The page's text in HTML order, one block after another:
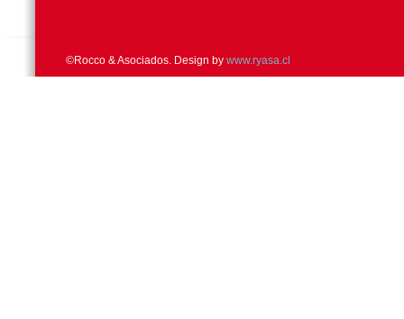
©Rocco & Asociados. Design by www.ryasa.cl